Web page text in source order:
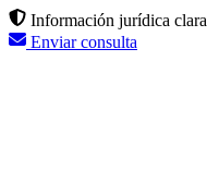
Información jurídica clara
Enviar consulta